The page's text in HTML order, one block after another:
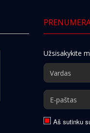
Užsisakykite
Aš sutinku